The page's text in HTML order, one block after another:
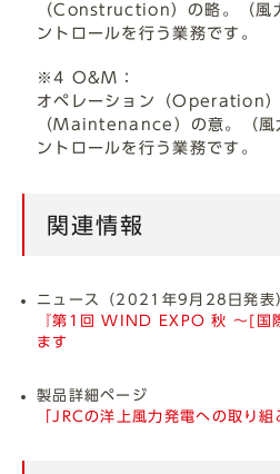
（Construction）の略。（風
ントロールを行う業務です。
※4 O&M：
オペレーション（Operation）
（Maintenance）の意。（風
ントロールを行う業務です。
関連情報
ニュース（2021年9月28日発表
『第1回 WIND EXPO 秋 ～[国
ます
製品詳細ページ
「JRCの洋上風力発電への取り組